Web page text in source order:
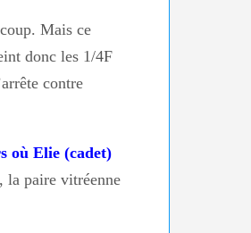
Mais ce
donc les 1/4F
contre
où Elie (cadet)
, la paire vitréenne